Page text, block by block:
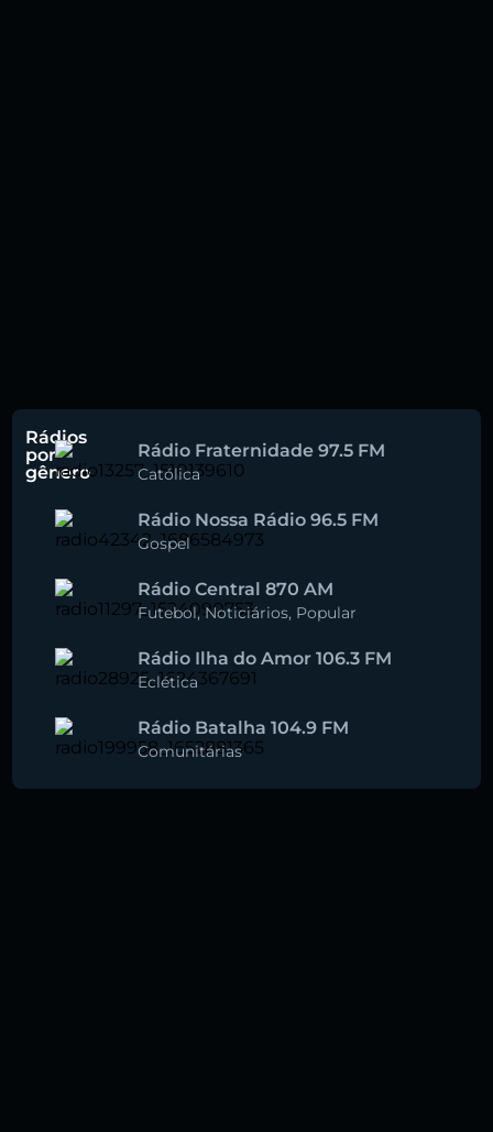
Rádios
por
gênero
Rádio Fraternidade 97.5 FM
Católica
Rádio Nossa Rádio 96.5 FM
Gospel
Rádio Central 870 AM
Futebol,Noticiários, Popular
Rádio Ilha do Amor 106.3 FM
Eclética
Rádio Batalha 104.9 FM
Comunitárias